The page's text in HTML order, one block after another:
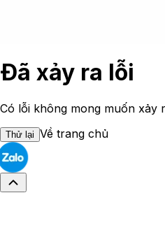
Đã xảy ra lỗi
Có lỗi không mong muốn xảy
Thử lại Về trang chủ